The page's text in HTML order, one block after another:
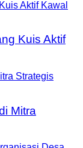
Kuis Aktif
Mitra